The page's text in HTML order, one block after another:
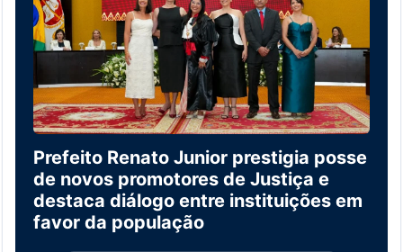
Prefeito Renato Junior prestigia posse
de novos promotores de Justiça e
destaca diálogo entre instituições em
favor da população